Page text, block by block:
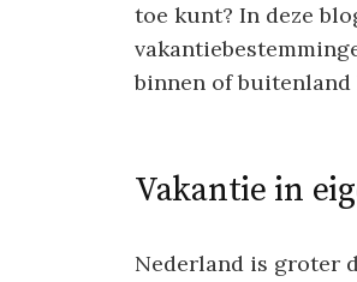
toe kunt? In deze
binnen of
Vakantie in
Nederland is groter